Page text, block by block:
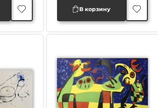
В корзину